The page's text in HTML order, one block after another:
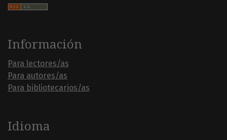
Información
Para lectores/as
Para autores/as
Para bibliotecarios/as
Idioma